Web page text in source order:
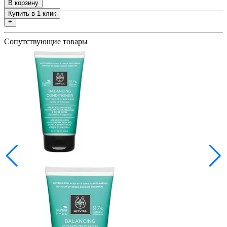
+
В корзину
Купить в 1 клик
Сопутствующие товары